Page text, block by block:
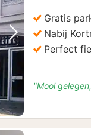
Volgende foto
Gratis
Nabij
Perfect
"Mooi